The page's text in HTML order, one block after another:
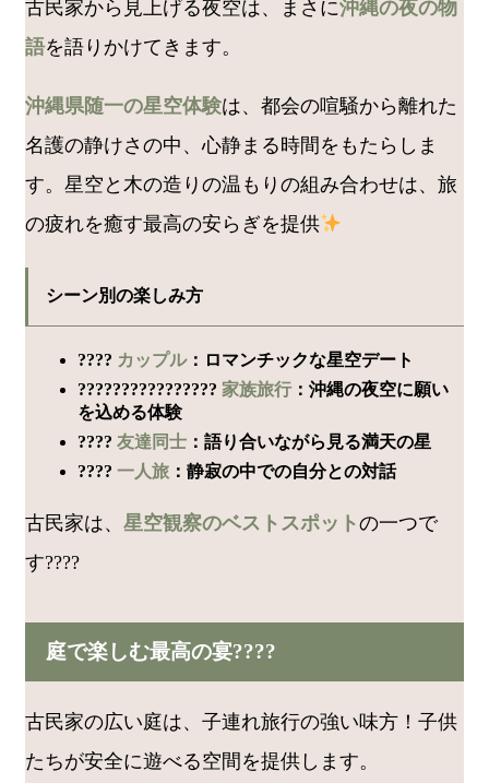
古民家から見上げる夜空は、まさに沖縄の夜の物
語を語りかけてきます。
沖縄県随一の星空体験は、都会の喧騒から離れた
名護の静けさの中、心静まる時間をもたらしま
す。星空と木の造りの温もりの組み合わせは、旅
の疲れを癒す最高の安らぎを提供
シーン別の楽しみ方
???? カップル：ロマンチックな星空デート
????‍????‍????‍???? 家族旅行 ：沖縄の夜空に願い
を込める体験
???? 友達同士 ：語り合いながら見る満天の星
???? 一人旅 ：静寂の中での自分との対話
古民家は、 星空観察のベストスポットの一つで
す????
庭で楽しむ最高の宴????
古民家の広い庭は、子連れ旅行の強い味方！子供
たちが安全に遊べる空間を提供します。